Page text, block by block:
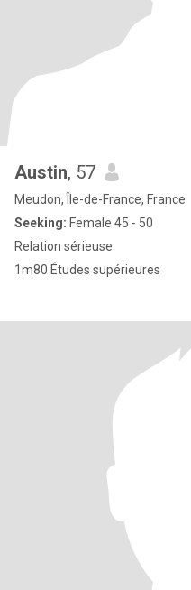
Austin, 57
Meudon, Île-de-France, France
Seeking: Female 45 - 50
Relation sérieuse
1m80 Études supérieures